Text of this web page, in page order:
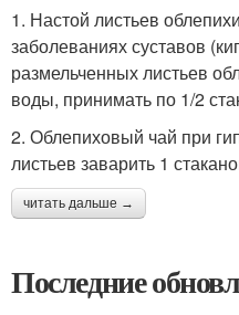
1. Настой листьев
заболеваниях суставов
размельченных листьев
воды, принимать по 1/2
2. Облепиховый чай при
листьев заварить 1
читать дальше →
Последние